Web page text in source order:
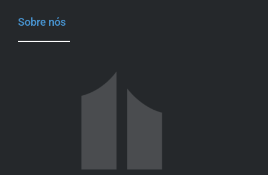
Sobre nós